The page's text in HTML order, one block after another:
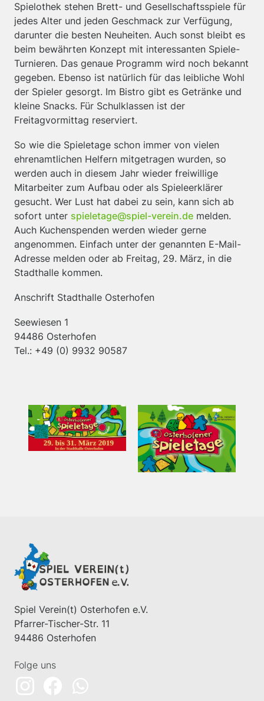
Spielothek stehen Brett- und Gesellschaftsspiele für
jedes Alter und jeden Geschmack zur Verfügung,
darunter die besten Neuheiten. Auch sonst bleibt es
beim bewährten Konzept mit interessanten Spiele-
Turnieren. Das genaue Programm wird noch bekannt
gegeben. Ebenso ist natürlich für das leibliche Wohl
der Spieler gesorgt. Im Bistro gibt es Getränke und
kleine Snacks. Für Schulklassen ist der
Freitagvormittag reserviert.
So wie die Spieletage schon immer von vielen
ehrenamtlichen Helfern mitgetragen wurden, so
werden auch in diesem Jahr wieder freiwillige
Mitarbeiter zum Aufbau oder als Spieleerklärer
gesucht. Wer Lust hat dabei zu sein, kann sich ab
sofort unter spieletage@spiel-verein.de melden.
Auch Kuchenspenden werden wieder gerne
angenommen. Einfach unter der genannten E-Mail-
Adresse melden oder ab Freitag, 29. März, in die
Stadthalle kommen.
Anschrift Stadthalle Osterhofen
Seewiesen 1
94486 Osterhofen
Tel.: +49 (0) 9932 90587
Spiel Verein(t) Osterhofen e.V.
Pfarrer-Tischer-Str. 11
94486 Osterhofen
Folge uns